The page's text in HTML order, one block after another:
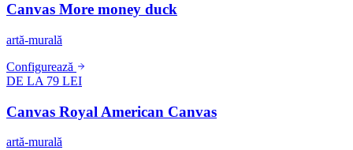
Canvas More money duck
artă-murală
Configurează
DE LA 79 LEI
Canvas Royal American Canvas
artă-murală